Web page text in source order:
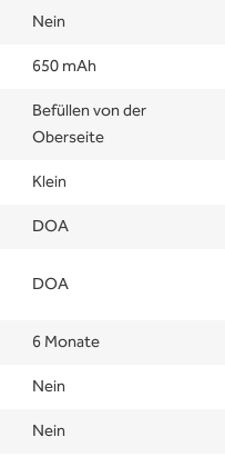
Nein
650 mAh
Befüllen von der
Oberseite
Klein
DOA
DOA
6 Monate
Nein
Nein